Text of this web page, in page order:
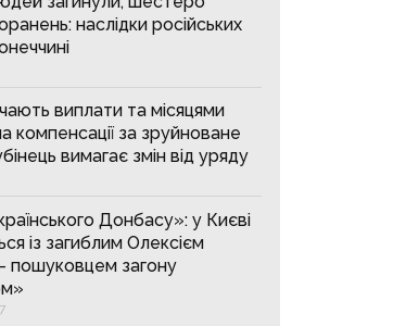
наслідки російських
виплати та місяцями
компенсації за зруйноване
вимагає змін від уряду
Донбасу»: у Києві
із загиблим Олексієм
загону